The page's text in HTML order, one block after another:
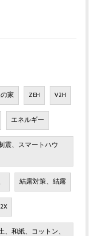
家 ZEH V2H
エネルギー
震、スマートハウ
結露対策、結露
和紙、コットン、